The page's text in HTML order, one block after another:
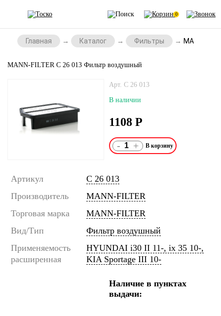
0
Главная Каталог Фильтры MANN-
MANN-FILTER C 26 013 Фильтр воздушный
Арт. C 26 013
В наличии
1108 Р
- +
Артикул
C 26 013
Производитель
MANN-FILTER
Торговая марка
MANN-FILTER
Вид/Тип
Фильтр воздушный
Применяемость
расширенная
HYUNDAI i30 II 11-, ix 35 10-,
KIA Sportage III 10-
Наличие в пунктах
выдачи: